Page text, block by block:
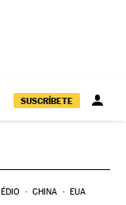
SUSCRÍBETE
CHINA EUA